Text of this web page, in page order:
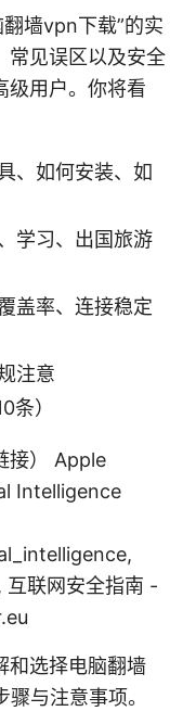
墙vpn下载”的实
常见误区以及安全
级用户。你将看
、如何安装、如
学习、出国旅游
盖率、连接稳定
注意
条）
接） Apple
Intelligence
联网安全指南 -
和选择电脑翻墙
与注意事项。